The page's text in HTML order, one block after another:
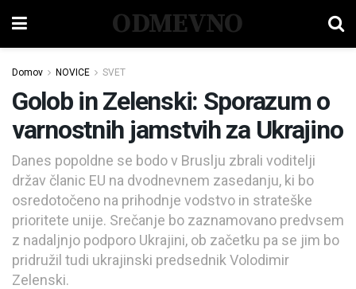
ODMEVNO
Domov NOVICE SVET
Golob in Zelenski: Sporazum o
varnostnih jamstvih za Ukrajino
Danes popoldne se bodo v Bruslju zbrali voditelji
držav članic EU na dvodnevnem zasedanju, ki bo
osredotočeno na prihodnje vodstvo in strateške
prioritete unije. Srečanje bo zaznamovano predvsem
z nadaljnjo podporo Ukrajini, ob začetku pa se jim bo
pridružil tudi ukrajinski predsednik Volodimir
Zelenski.